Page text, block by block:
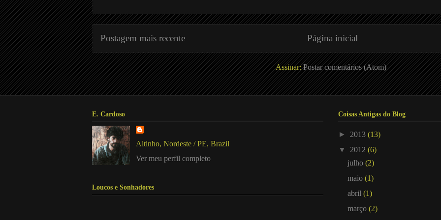
Postagem mais recente Página inicial
Assinar:Postar comentários (Atom)
E. Cardoso
Altinho, Nordeste / PE, Brazil
Ver meu perfil completo
Loucos e Sonhadores
Coisas Antigas do Blog
► 2013 (13)
▼ 2012 (6)
julho(2)
maio(1)
abril(1)
março(2)